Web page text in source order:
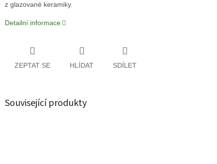
z glazované keramiky.
Detailní informace
ZEPTAT SE HLÍDAT SDÍLET
Související produkty